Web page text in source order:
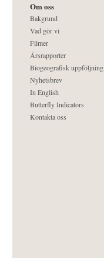
Om oss
Bakgrund
Vad gör vi
Filmer
Årsrapporter
Biogeografisk uppföljning
Nyhetsbrev
In English
Butterfly Indicators
Kontakta oss